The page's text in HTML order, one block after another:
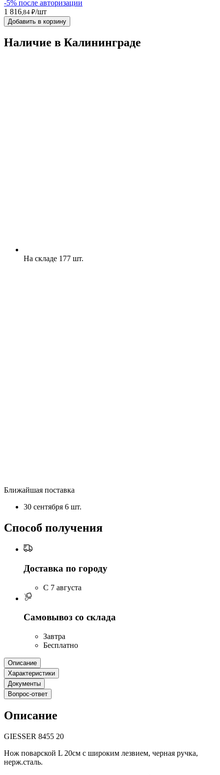
-5% после авторизации
1 816 ,84 ₽/шт
Добавить в корзину
Наличие в Калининградe
На складе 177 шт.
Ближайшая поставка
30 сентября 6 шт.
Способ получения
Доставка по городу
C 7 августа
Самовывоз со склада
Завтра
Бесплатно
Описание
Характеристики
Документы
Вопрос-ответ
Описание
GIESSER 8455 20
Нож поварской L 20см с широким лезвием, черная ручка,
нерж.сталь.